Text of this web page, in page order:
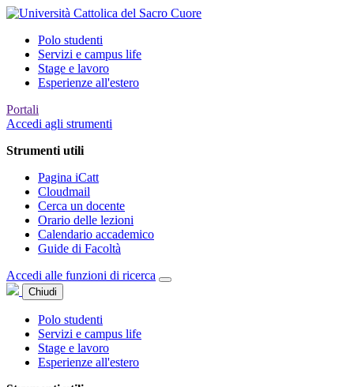
Polo studenti
Servizi e campus life
Stage e lavoro
Esperienze all'estero
Portali
Accedi agli strumenti
Strumenti utili
Pagina iCatt
Cloudmail
Cerca un docente
Orario delle lezioni
Calendario accademico
Guide di Facoltà
Accedi alle funzioni di ricerca
Chiudi
Polo studenti
Servizi e campus life
Stage e lavoro
Esperienze all'estero